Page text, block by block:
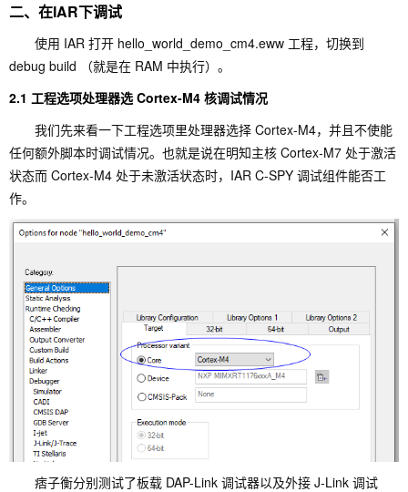
二、在IAR下调试
使用 IAR 打开 hello_world_demo_cm4.eww 工程，切换到
debug build （就是在 RAM 中执行）。
2.1 工程选项处理器选 Cortex-M4 核调试情况
我们先来看一下工程选项里处理器选择 Cortex-M4，并且不使能
任何额外脚本时调试情况。也就是说在明知主核 Cortex-M7 处于激活
状态而 Cortex-M4 处于未激活状态时，IAR C-SPY 调试组件能否工
作。
痞子衡分别测试了板载 DAP-Link 调试器以及外接 J-Link 调试